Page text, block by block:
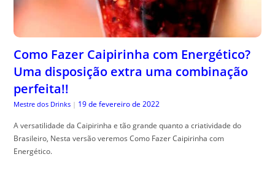
Como Fazer Caipirinha com Energético?
Uma disposição extra uma combinação
perfeita!!
Mestre dos Drinks | 19 de fevereiro de 2022
A versatilidade da Caipirinha e tão grande quanto a criatividade do
Brasileiro, Nesta versão veremos Como Fazer Caipirinha com
Energético.